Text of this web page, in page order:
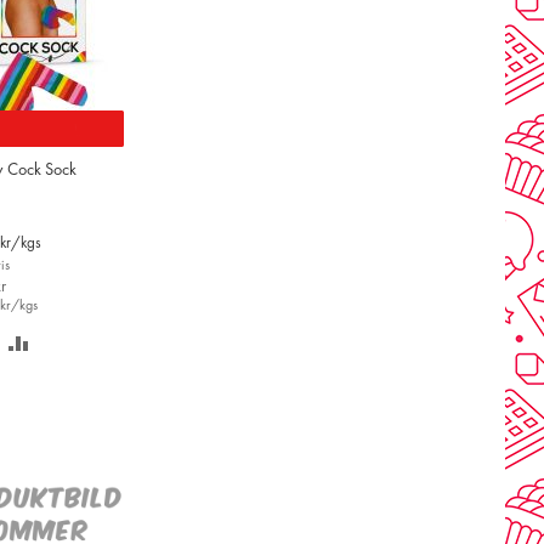
Cock Sock
kr/kgs
kr/kgs